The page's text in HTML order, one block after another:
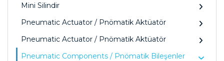
Mini Silindir
Pneumatic Actuator / Pnömatik Aktüatör
Pneumatic Actuator / Pnömatik Aktüatör
Pneumatic Components / Pnömatik Bileşenler